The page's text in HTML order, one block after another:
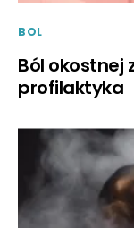
BOL
Ból okostnej
profilaktyka